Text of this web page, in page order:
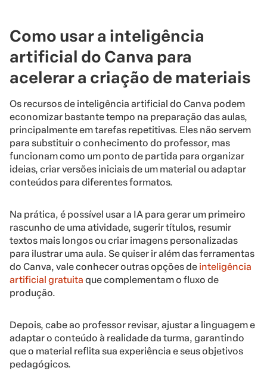
Como usar a inteligência
artificial do Canva para
acelerar a criação de materiais
Os recursos de inteligência artificial do Canva podem
economizar bastante tempo na preparação das aulas,
principalmente em tarefas repetitivas. Eles não servem
para substituir o conhecimento do professor, mas
funcionam como um ponto de partida para organizar
ideias, criar versões iniciais de um material ou adaptar
conteúdos para diferentes formatos.
Na prática, é possível usar a IA para gerar um primeiro
rascunho de uma atividade, sugerir títulos, resumir
textos mais longos ou criar imagens personalizadas
para ilustrar uma aula. Se quiser ir além das ferramentas
do Canva, vale conhecer outras opções de inteligência
artificial gratuita que complementam o fluxo de
produção.
Depois, cabe ao professor revisar, ajustar a linguagem e
adaptar o conteúdo à realidade da turma, garantindo
que o material reflita sua experiência e seus objetivos
pedagógicos.